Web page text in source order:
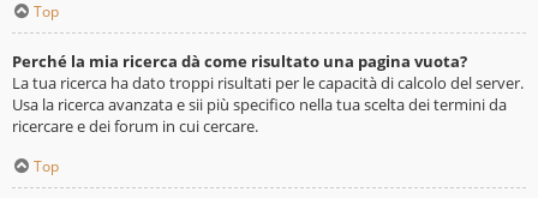
Top
Perché la mia ricerca dà come risultato una pagina vuota?
La tua ricerca ha dato troppi risultati per le capacità di calcolo del server.
Usa la ricerca avanzata e sii più specifico nella tua scelta dei termini da
ricercare e dei forum in cui cercare.
Top